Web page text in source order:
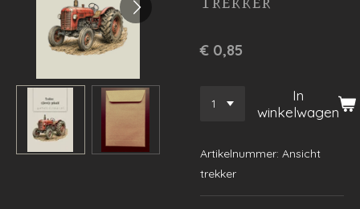
€ 0,85
In
winkelwagen
Artikelnummer: Ansicht
trekker